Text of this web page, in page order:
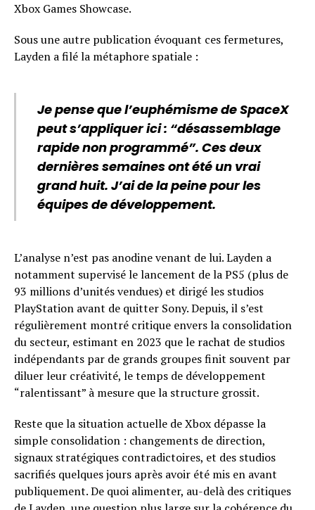
Xbox Games Showcase.
Sous une autre publication évoquant ces fermetures,
Layden a filé la métaphore spatiale :
Je pense que l’euphémisme de SpaceX
peut s’appliquer ici : “désassemblage
rapide non programmé”. Ces deux
dernières semaines ont été un vrai
grand huit. J’ai de la peine pour les
équipes de développement.
L’analyse n’est pas anodine venant de lui. Layden a
notamment supervisé le lancement de la PS5 (plus de
93 millions d’unités vendues) et dirigé les studios
PlayStation avant de quitter Sony. Depuis, il s’est
régulièrement montré critique envers la consolidation
du secteur, estimant en 2023 que le rachat de studios
indépendants par de grands groupes finit souvent par
diluer leur créativité, le temps de développement
“ralentissant” à mesure que la structure grossit.
Reste que la situation actuelle de Xbox dépasse la
simple consolidation : changements de direction,
signaux stratégiques contradictoires, et des studios
sacrifiés quelques jours après avoir été mis en avant
publiquement. De quoi alimenter, au-delà des critiques